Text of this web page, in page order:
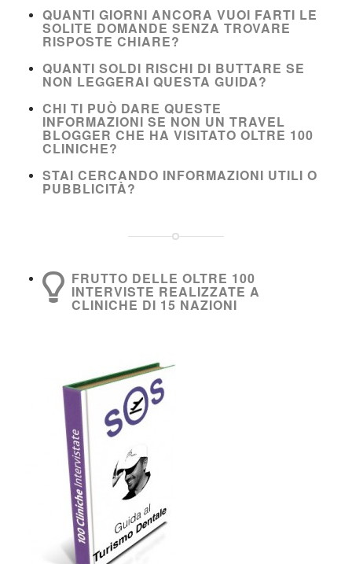
QUANTI GIORNI ANCORA VUOI FARTI LE
SOLITE DOMANDE SENZA TROVARE
RISPOSTE CHIARE?
QUANTI SOLDI RISCHI DI BUTTARE SE
NON LEGGERAI QUESTA GUIDA?
CHI TI PUÒ DARE QUESTE
INFORMAZIONI SE NON UN TRAVEL
BLOGGER CHE HA VISITATO OLTRE 100
CLINICHE?
STAI CERCANDO INFORMAZIONI UTILI O
PUBBLICITÀ?
FRUTTO DELLE OLTRE 100
INTERVISTE REALIZZATE A
CLINICHE DI 15 NAZIONI